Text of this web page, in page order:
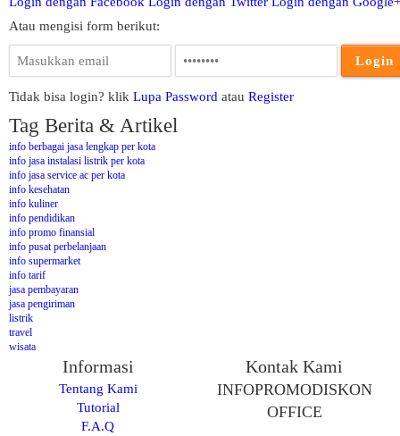
Atau mengisi form berikut:
Tidak bisa login? klik Lupa Password atau Register
Tag Berita & Artikel
info berbagai jasa lengkap per kota
info jasa instalasi listrik per kota
info jasa service ac per kota
info kesehatan
info kuliner
info pendidikan
info promo finansial
info pusat perbelanjaan
info supermarket
info tarif
jasa pembayaran
jasa pengiriman
listrik
travel
wisata
Informasi
Tentang Kami
Tutorial
F.A.Q
Kontak Kami
INFOPROMODISKON
OFFICE